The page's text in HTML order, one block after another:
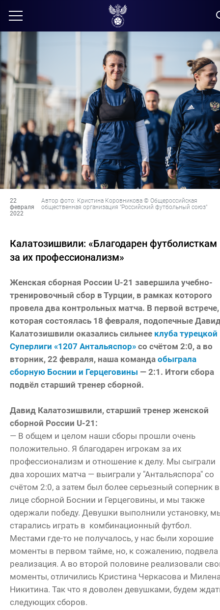
22
февраля
2022
Автор фото: Кристина Коровникова © Общероссийская
общественная организация "Российский футбольный союз"
Калатозишвили: «Благодарен футболисткам
за их профессионализм»
Женская сборная России U-21 завершила учебно-
тренировочный сбор в Турции, в рамках которого
провела два контрольных матча. В первой встрече,
которая состоялась 18 февраля, подопечные
Калатозишвили оказались сильнее клуба турецкой
Суперлиги «1207 Антальяспор» со счётом 2:0, а во
вторник, 22 февраля, наша команда обыграла
сборную Боснии и Герцеговины — 2:1. Итоги сбора
подвёл старший тренер сборной.
Давид Калатозишвили, старший тренер женской
сборной России U-21:
— В общем и целом наши сборы прошли очень
положительно. Я благодарен игрокам за их
профессионализм и отношение к делу. Мы сыграли
два хороших матча — выиграли у "Антальяспора" со
счётом 2:0, а затем был более серьезный соперник в
лице сборной Боснии и Герцеговины, и мы также
одержали победу. Девушки выполнили установку,
старались играть в комбинационный футбол.
Местами где-то не получалось, у нас были хорошие
моменты в первом тайме, но, к сожалению, подвела
реализация. А во второй половине реализовали
моменты, отличились Кристина Черкасова и
Никитина. Так что я доволен девушками, будем
следующих сборов.